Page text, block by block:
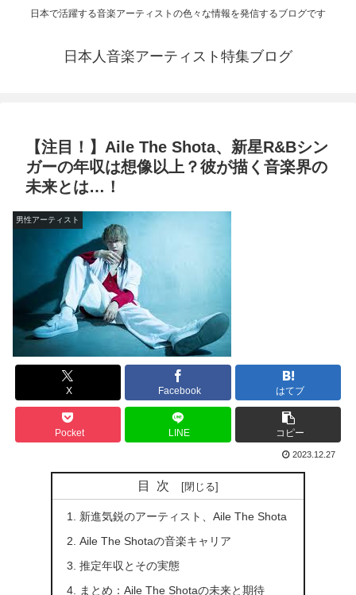
日本で活躍する音楽アーティストの色々な情報を発信するブログです
日本人音楽アーティスト特集ブログ
【注目！】Aile The Shota、新星R&Bシン
ガーの年収は想像以上？彼が描く音楽界の
未来とは…！
男性アーティスト
X Facebook はてブ
Pocket LINE コピー
2023.12.27
目次
新進気鋭のアーティスト、Aile The Shota
Aile The Shotaの音楽キャリア
推定年収とその実態
まとめ：Aile The Shotaの未来と期待